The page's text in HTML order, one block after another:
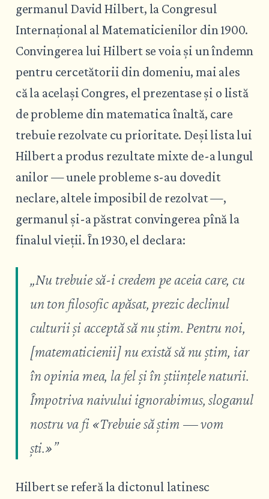
germanul David Hilbert, la Congresul
Internațional al Matematicienilor din 1900.
Convingerea lui Hilbert se voia și un îndemn
pentru cercetătorii din domeniu, mai ales
că la același Congres, el prezentase și o listă
de probleme din matematica înaltă, care
trebuie rezolvate cu prioritate. Deși lista lui
Hilbert a produs rezultate mixte de-a lungul
anilor — unele probleme s-au dovedit
neclare, altele imposibil de rezolvat —,
germanul și-a păstrat convingerea pînă la
finalul vieții. În 1930, el declara:
„Nu trebuie să-i credem pe aceia care, cu
un ton filosofic apăsat, prezic declinul
culturii și acceptă să nu știm. Pentru noi,
[matematicienii] nu există să nu știm, iar
în opinia mea, la fel și în științele naturii.
Împotriva naivuluiignorabimus, sloganul
nostru va fi «Trebuie să știm — vom
ști.»”
Hilbert se referă la dictonul latinesc